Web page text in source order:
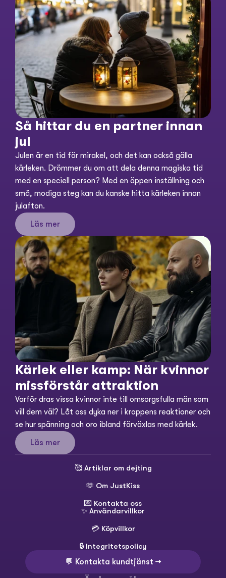
Så hittar du en partner innan
jul
Julen är en tid för mirakel, och det kan också gälla
kärleken. Drömmer du om att dela denna magiska tid
med en speciell person? Med en öppen inställning och
små, modiga steg kan du kanske hitta kärleken innan
julafton.
Läs mer
Kärlek eller kamp: När kvinnor
missförstår attraktion
Varför dras vissa kvinnor inte till omsorgsfulla män som
vill dem väl? Låt oss dyka ner i kroppens reaktioner och
se hur spänning och oro ibland förväxlas med kärlek.
Läs mer
🥰 Artiklar om dejting
🫶 Om JustKiss
💌 Kontakta oss
✨ Användarvillkor
💳 Köpvillkor
🔒 Integritetspolicy
💬 Kontakta kundtjänst →